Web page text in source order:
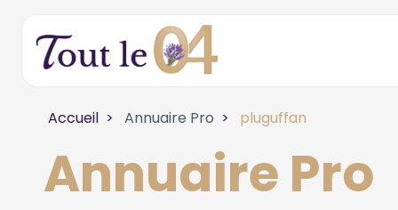
Accueil Annuaire Pro pluguffan
Annuaire Pro